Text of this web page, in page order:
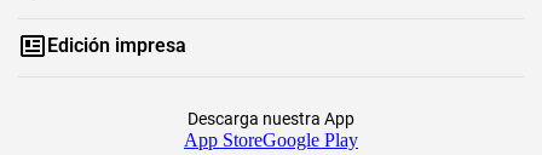
Edición impresa
Descarga nuestra App
App StoreGoogle Play